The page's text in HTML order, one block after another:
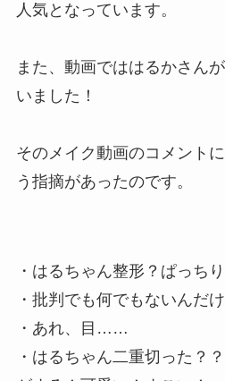
人気となっています。
また、動画でははるかさん
いました ！
そのメイク動画のコメント
う指摘があったのです。
・はるちゃん整形？ぱっち
・批判でも何でもないんだ
・あれ、目……
・はるちゃん二重切った？